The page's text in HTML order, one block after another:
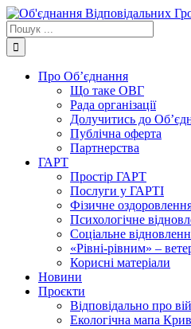
Skip
to
content
Пошук
...
Про Об’єднання
Що таке ОВГ
Рада організації
Долучитись до
Публічна оферта
Партнерства
ГАРТ
Простір ГАРТ
Послуги у ГАРТІ
Фізичне
Психологічне
Соціальне
«Рівні-рівним» –
Корисні матеріали
Новини
Проєкти
Відповідально про
Екологічна мапа